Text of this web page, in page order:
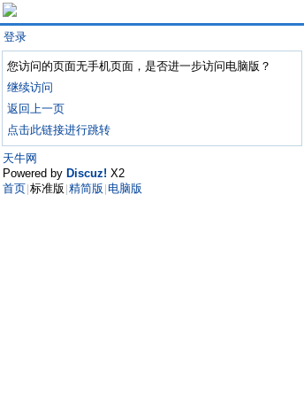
登录
您访问的页面无手机页面，是否进一步访问电脑版？
继续访问
返回上一页
点击此链接进行跳转
天牛网
Powered by Discuz! X2
首页 标准版 精简版 电脑版